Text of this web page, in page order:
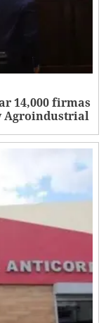
14,000 firmas
Agroindustrial